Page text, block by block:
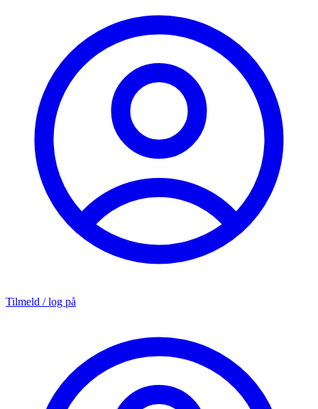
Tilmeld / log på